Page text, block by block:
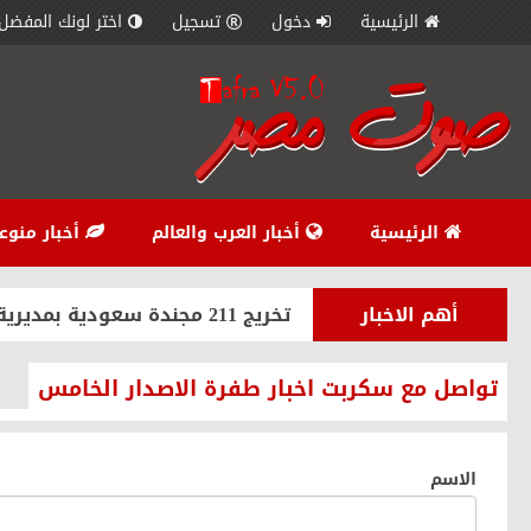
الرئيسية دخول تسجيل اختر لونك المفضل
الرئيسية أخبار العرب والعالم أخبار
أخبار منوعة
سموذي الكيوي وقدميه مزيناً
أخبار العرب والعالم
الحرب على غزة مباشر.. الاحتلال يقصف 450 هدفا
أهم الاخبار
عناوين الاخبار - اخبار العرب
الرياضة
الأهلي يكتسح ويصعق الزمالك
أهم الاخبار
تخريج 211 مجندة سعودية بمديرية السجون
أخبار العرب والعالم
خفر السواحل الأمريكي يقول
أهم الاخبار
وفد أوروبي في «الأقصى» لدعم
أخبار منوعة
تواصل مع سكربت اخبار طفرة الاصدار الخامس
الاسم